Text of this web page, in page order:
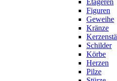
Etageren
Figuren
Geweihe
Kränze
Schilder
Körbe
Herzen
Pilze